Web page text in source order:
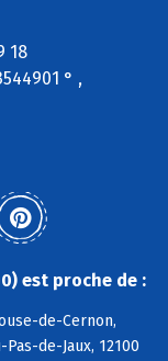
18
° ,
est proche de :
de-Cernon,
de-Jaux, 12100